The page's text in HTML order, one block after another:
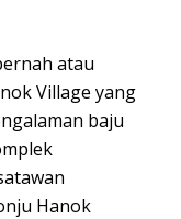
atau
Village yang
baju
Hanok